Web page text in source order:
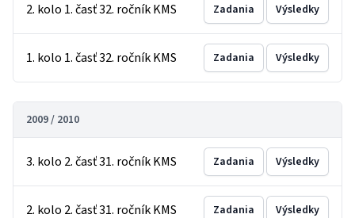
2. kolo 1. časť 32. ročník KMS Zadania Výsledky
1. kolo 1. časť 32. ročník KMS Zadania Výsledky
2009 / 2010
3. kolo 2. časť 31. ročník KMS Zadania Výsledky
2. kolo 2. časť 31. ročník KMS Zadania Výsledky